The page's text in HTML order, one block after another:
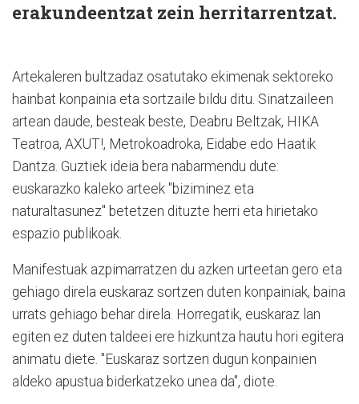
erakundeentzat zein herritarrentzat.
Artekaleren bultzadaz osatutako ekimenak sektoreko
hainbat konpainia eta sortzaile bildu ditu. Sinatzaileen
artean daude, besteak beste, Deabru Beltzak, HIKA
Teatroa, AXUT!, Metrokoadroka, Eidabe edo Haatik
Dantza. Guztiek ideia bera nabarmendu dute:
euskarazko kaleko arteek "biziminez eta
naturaltasunez" betetzen dituzte herri eta hirietako
espazio publikoak.
Manifestuak azpimarratzen du azken urteetan gero eta
gehiago direla euskaraz sortzen duten konpainiak, baina
urrats gehiago behar direla. Horregatik, euskaraz lan
egiten ez duten taldeei ere hizkuntza hautu hori egitera
animatu diete. "Euskaraz sortzen dugun konpainien
aldeko apustua biderkatzeko unea da", diote.